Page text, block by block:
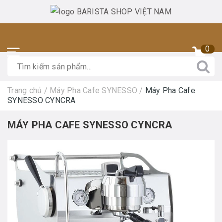
0
Trang chủ / Máy Pha Cafe SYNESSO / Máy Pha Cafe
SYNESSO CYNCRA
MÁY PHA CAFE SYNESSO CYNCRA